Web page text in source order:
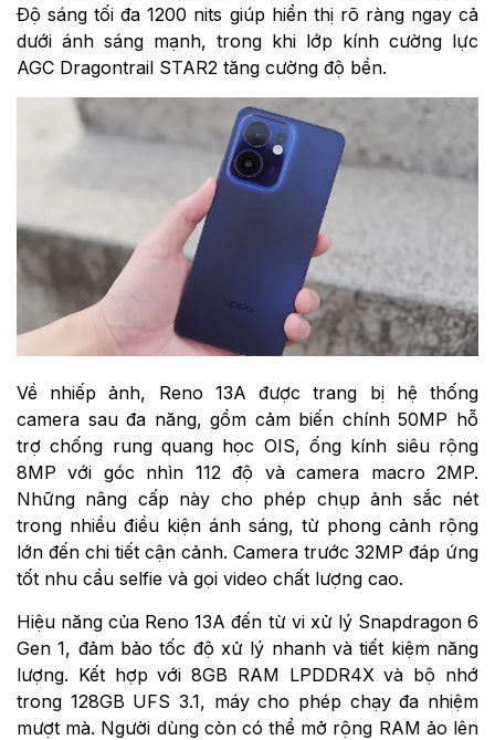
Độ sáng tối đa 1200 nits giúp hiển thị rõ ràng ngay cả
dưới ánh sáng mạnh, trong khi lớp kính cường lực
AGC Dragontrail STAR2 tăng cường độ bền.
Về nhiếp ảnh, Reno 13A được trang bị hệ thống
camera sau đa năng, gồm cảm biến chính 50MP hỗ
trợ chống rung quang học OIS, ống kính siêu rộng
8MP với góc nhìn 112 độ và camera macro 2MP.
Những nâng cấp này cho phép chụp ảnh sắc nét
trong nhiều điều kiện ánh sáng, từ phong cảnh rộng
lớn đến chi tiết cận cảnh. Camera trước 32MP đáp ứng
tốt nhu cầu selfie và gọi video chất lượng cao.
Hiệu năng của Reno 13A đến từ vi xử lý Snapdragon 6
Gen 1, đảm bảo tốc độ xử lý nhanh và tiết kiệm năng
lượng. Kết hợp với 8GB RAM LPDDR4X và bộ nhớ
trong 128GB UFS 3.1, máy cho phép chạy đa nhiệm
mượt mà. Người dùng còn có thể mở rộng RAM ảo lên